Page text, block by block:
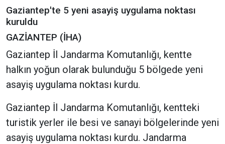
Gaziantep'te 5 yeni asayiş uygulama noktası
kuruldu
GAZİANTEP (İHA)
Gaziantep İl Jandarma Komutanlığı, kentte
halkın yoğun olarak bulunduğu 5 bölgede yeni
asayiş uygulama noktası kurdu.
Gaziantep İl Jandarma Komutanlığı, kentteki
turistik yerler ile besi ve sanayi bölgelerinde yeni
asayiş uygulama noktası kurdu. Jandarma